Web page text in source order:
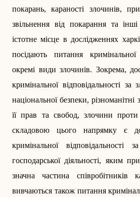
покарань, караності злочинів,
звільнення від покарання та
істотне місце в дослідженнях
посідають питання кримінальної
окремі види злочинів. Зокрема,
кримінальної відповідальності
національної безпеки,
її прав та свобод, злочини
складовою цього напрямку є
кримінальної
господарської діяльності, яким
значна частина співробітників
вивчаються також питання